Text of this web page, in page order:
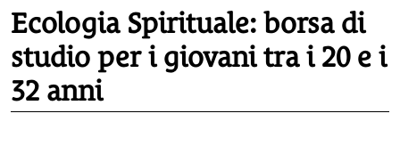
Ecologia Spirituale: borsa di
studio per i giovani tra i 20 e i
32 anni